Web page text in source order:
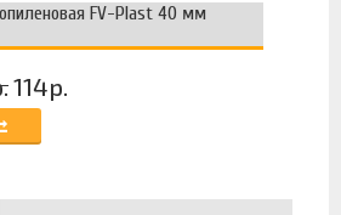
FV-Plast 40 мм
114р.